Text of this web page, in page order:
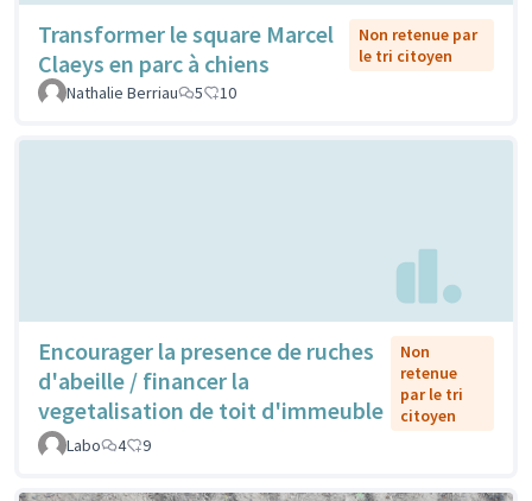
Transformer le square Marcel
Claeys en parc à chiens
Non retenue par
le tri citoyen
Nathalie Berriau
5 10
Encourager la presence de ruches
d'abeille / financer la
vegetalisation de toit d'immeuble
Non
retenue
par le tri
citoyen
Labo
4 9